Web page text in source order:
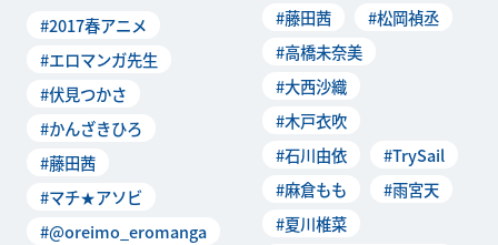
合イベント「マチ★アソ
#2017春アニメ
#エロマンガ先生
#伏見つかさ
#かんざきひろ
#藤田茜
#マチ★アソビ
#@oreimo_eromanga
#藤田茜
#松岡禎丞
#高橋未奈美
#大西沙織
#木戸衣吹
#石川由依
#TrySail
#麻倉もも
#雨宮天
#夏川椎菜